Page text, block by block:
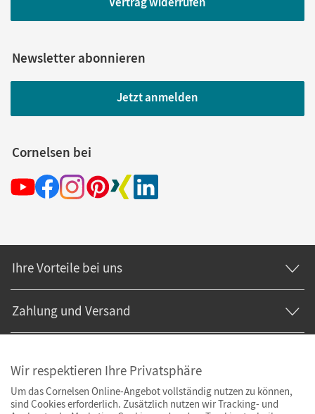
Newsletter abonnieren
Jetzt anmelden
Cornelsen bei
Ihre Vorteile bei uns
Zahlung und Versand
Wir respektieren Ihre Privatsphäre
Um das Cornelsen Online-Angebot vollständig nutzen zu können,
sind Cookies erforderlich. Zusätzlich nutzen wir Tracking- und